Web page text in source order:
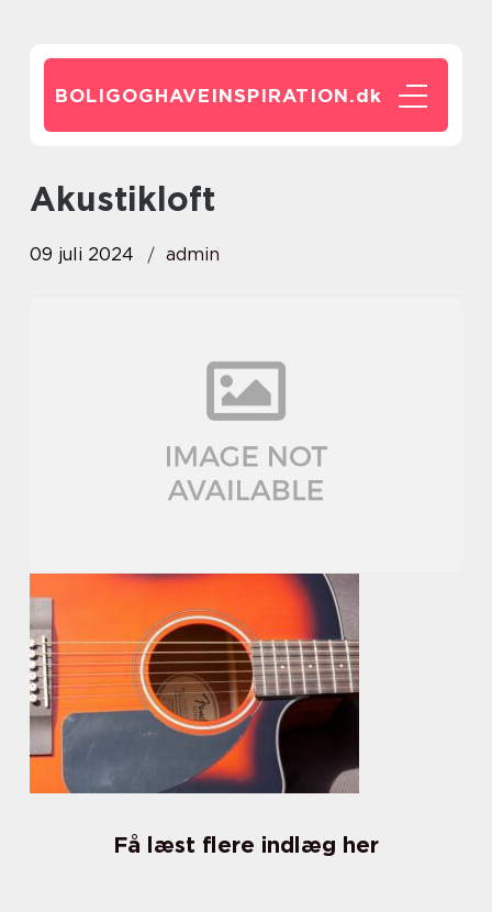
BOLIGOGHAVEINSPIRATION.dk
akustikloft
09 juli 2024 admin
Få læst flere indlæg her